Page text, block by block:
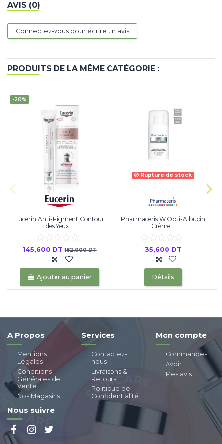
AVIS (0)
Connectez-vous pour écrire un avis
PRODUITS DE LA MÊME CATÉGORIE :
-20%
Eucerin Anti-Pigment Contour
des Yeux...
145,600 DT182,000 DT
Ajouter au panier
Rupture de stock
Pharmaceris W Opti-Albucin
Crème...
35,600 DT
Détails
A Propos
Mentions
Légales
Conditions
Générales de
Vente
Nos Magasins
Services
Contactez-
nous
Livraisons &
Retours
Politique de
Confidentialité
Mon compte
Commandes
Avoir
Mes avis
Nous suivre